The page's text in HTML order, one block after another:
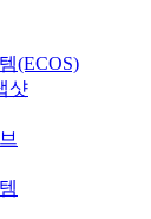
(ECOS)
샷